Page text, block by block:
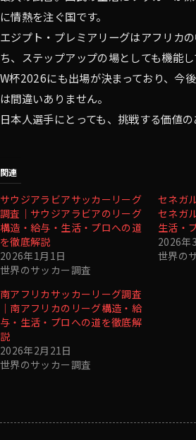
に情熱を注ぐ国です。
エジプト・プレミアリーグはアフリカ
ち、ステップアップの場としても機能し
W杯2026にも出場が決まっており、今
は間違いありません。
日本人選手にとっても、挑戦する価値の
関連
サウジアラビアサッカーリーグ
調査｜サウジアラビアのリーグ
構造・給与・生活・プロへの道
を徹底解説
2026年1月1日
世界のサッカー調査
セネガ
セネガ
生活・
2026年
世界の
南アフリカサッカーリーグ調査
｜南アフリカのリーグ構造・給
与・生活・プロへの道を徹底解
説
2026年2月21日
世界のサッカー調査